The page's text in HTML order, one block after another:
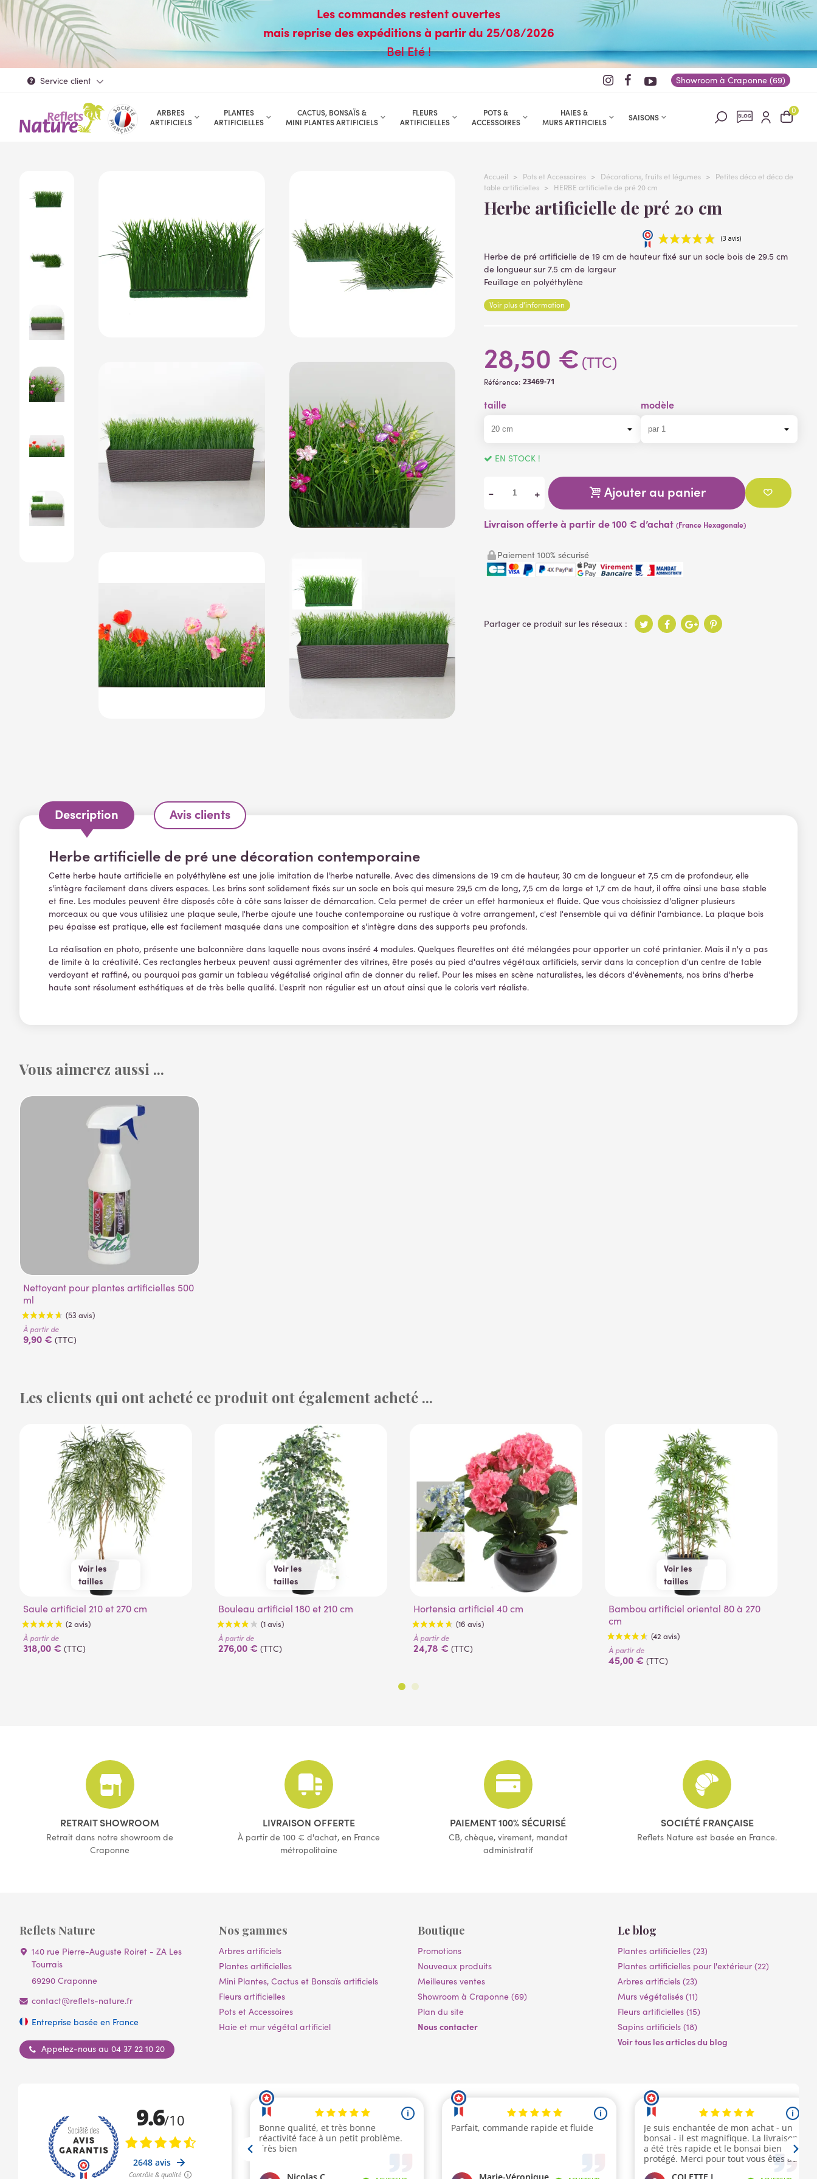
Les commandes restent ouvertes
mais reprise des expéditions à partir du 25/08/2026
Bel Eté !
Service client Showroom à Craponne (69)
ARBRES
ARTIFICIELS
PLANTES
ARTIFICIELLES
CACTUS, BONSAÏS &
MINI PLANTES ARTIFICIELS
FLEURS
ARTIFICIELLES
POTS &
ACCESSOIRES
HAIES &
MURS ARTIFICIELS
SAISONS
0
Accueil > Pots et Accessoires > Décorations, fruits et légumes >
Petites déco et déco de
table artificielles > HERBE artificielle de pré 20 cm
Herbe artificielle de pré 20 cm
Herbe de pré artificielle de 19 cm de hauteur fixé sur un socle bois de 29.5 cm
de longueur sur 7.5 cm de largeur
Feuillage en polyéthylène
Voir plus d'information
28,50 € (TTC)
Référence: 23469-71
taille modèle
EN STOCK !
- + Ajouter au panier
Livraison offerte à partir de 100 € d’achat(France Hexagonale)
Paiement 100% sécurisé
Description Avis clients
Herbe artificielle de pré une décoration contemporaine
Cette herbe haute artificielle en polyéthylène est une jolie imitation de l'herbe naturelle. Avec des dimensions de 19 cm de hauteur, 30 cm de longueur et 7,5 cm de profondeur, elle
s'intègre facilement dans divers espaces. Les brins sont solidement fixés sur un socle en bois qui mesure 29,5 cm de long, 7,5 cm de large et 1,7 cm de haut, il offre ainsi une base stable
et fine. Les modules peuvent être disposés côte à côte sans laisser de démarcation. Cela permet de créer un effet harmonieux et fluide. Que vous choisissiez d'aligner plusieurs
morceaux ou que vous utilisiez une plaque seule, l'herbe ajoute une touche contemporaine ou rustique à votre arrangement, c'est l'ensemble qui va définir l'ambiance. La plaque bois
peu épaisse est pratique, elle est facilement masquée dans une composition et s'intègre dans des supports peu profonds.
La réalisation en photo, présente une balconnière dans laquelle nous avons inséré 4 modules. Quelques fleurettes ont été mélangées pour apporter un coté printanier. Mais il n'y a pas
de limite à la créativité. Ces rectangles herbeux peuvent aussi agrémenter des vitrines, être posés au pied d'autres végétaux artificiels, servir dans la conception d'un centre de table
verdoyant et raffiné, ou pourquoi pas garnir un tableau végétalisé original afin de donner du relief. Pour les mises en scène naturalistes, les décors d'évènements, nos brins d'herbe
haute sont résolument esthétiques et de très belle qualité. L'esprit non régulier est un atout ainsi que le coloris vert réaliste.
Vous aimerez aussi ...
Nettoyant pour plantes artificielles 500
ml
(53 avis)
À partir de
9,90 € (TTC)
Les clients qui ont acheté ce produit ont également acheté ...
Voir les
tailles
210 cm270 cm
Saule artificiel 210 et 270 cm
(2 avis)
À partir de
318,00 € (TTC)
Voir les
tailles
180 cm210 cm
Bouleau artificiel 180 et 210 cm
(1 avis)
À partir de
276,00 € (TTC)
Hortensia artificiel 40 cm
(16 avis)
À partir de
24,78 € (TTC)
Voir les
tailles
80 cm
110 cm
170 cm
200 cm
270 cm
Bambou artificiel oriental 80 à 270
cm
(42 avis)
À partir de
45,00 € (TTC)
RETRAIT SHOWROOM
Retrait dans notre showroom de
Craponne
LIVRAISON OFFERTE
À partir de 100 € d'achat, en France
métropolitaine
PAIEMENT 100% SÉCURISÉ
CB, chèque, virement, mandat
administratif
SOCIÉTÉ FRANÇAISE
Reflets Nature est basée en France.
Reflets Nature
140 rue Pierre-Auguste Roiret - ZA Les
Tourrais
69290 Craponne
contact@reflets-nature.fr
Entreprise basée en France
Appelez-nous au 04 37 22 10 20
Nos gammes
Arbres artificiels
Plantes artificielles
Mini Plantes, Cactus et Bonsaïs artificiels
Fleurs artificielles
Pots et Accessoires
Haie et mur végétal artificiel
Boutique
Promotions
Nouveaux produits
Meilleures ventes
Showroom à Craponne (69)
Plan du site
Nous contacter
Le blog
Plantes artificielles (23)
Plantes artificielles pour l'extérieur (22)
Arbres artificiels (23)
Murs végétalisés (11)
Fleurs artificielles (15)
Sapins artificiels (18)
Voir tous les articles du blog